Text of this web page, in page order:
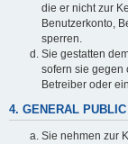
die er nicht zur
Benutzerkonto,
sperren.
Sie gestatten
sofern sie gegen
Betreiber oder
4. GENERAL
Sie nehmen zur